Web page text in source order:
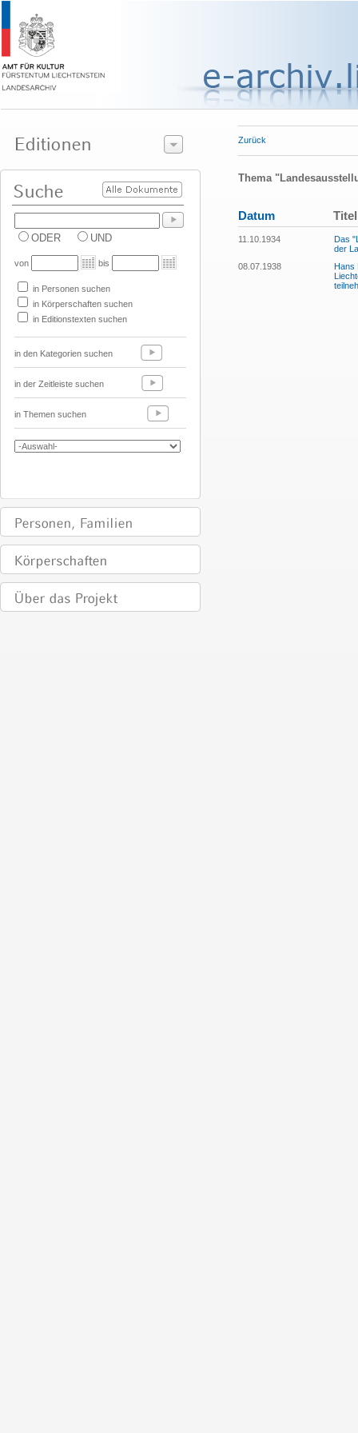
ODER UND
von bis
in Personen suchen
in Körperschaften suchen
in Editionstexten suchen
in den Kategorien suchen
in der Zeitleiste suchen
in Themen suchen
Zurück
Thema
Datum Titel
11.10.1934
Das
der
08.07.1938
Hans